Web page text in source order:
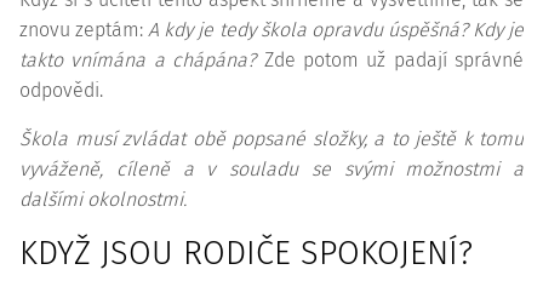
znovu zeptám:A kdy je tedy škola opravdu úspěšná? Kdy je
takto vnímána a chápána?Zde potom už padají správné
odpovědi.
Škola musí zvládat obě popsané složky, a to ještě k tomu
vyváženě, cíleně a v souladu se svými možnostmi a
dalšími okolnostmi.
KDYŽ JSOU RODIČE SPOKOJENÍ?